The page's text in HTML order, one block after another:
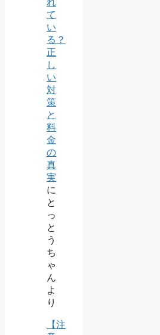
て
い
る？
正
し
い
対
策
と
料
金
の
真
実
に
と
っ
と
う
ち
ゃ
ん
よ
り
【注